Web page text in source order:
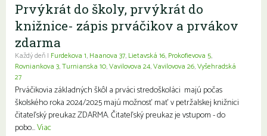
Prvýkrát do školy, prvýkrát do
knižnice- zápis prváčikov a prvákov
zdarma
Každý deň | Furdekova 1, Haanova 37, Lietavská 16, Prokofievova 5,
Rovniankova 3,Turnianska 10,Vavilovova 24,Vavilovova 26,Vyšehradská
27
Prváčikovia základných škôl a prváci stredoškoláci majú počas
školského roka 2024/2025 majú možnosť mať v petržalskej knižnici
čitateľský preukaz ZDARMA. Čitateľský preukaz je vstupom - do
pobo...Viac